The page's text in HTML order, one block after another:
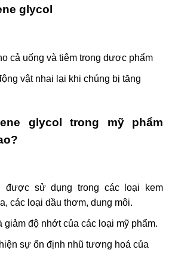
glycol
cả uống và tiêm trong dược phẩm
vật nhai lại khi chúng bị tăng
glycol trong mỹ phẩm
được sử dụng trong các loại kem
các loại dầu thơm, dung môi.
giảm độ nhớt của các loại mỹ phẩm.
sự ổn định nhũ tương hoá của